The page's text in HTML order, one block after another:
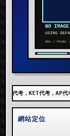
，AP代考，SAT2
網站定位